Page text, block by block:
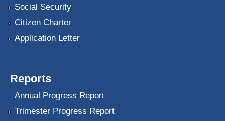
Social Security
Citizen Charter
Application Letter
Reports
Annual Progress Report
Trimester Progress Report